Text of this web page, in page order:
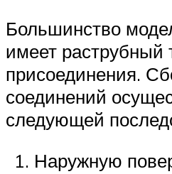
Большинство
имеет раструбный
присоединения.
соединений
следующей
Наружную